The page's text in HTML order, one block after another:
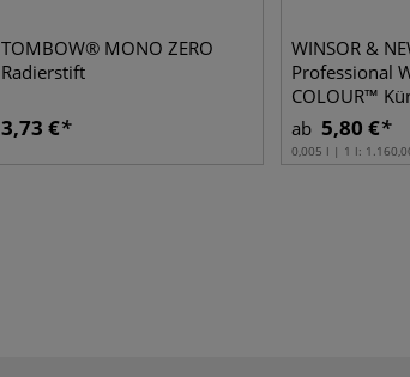
TOMBOW® MONO ZERO
Radierstift
3,73 €
WINSOR &
Professional
COLOUR™
Aquarellfarbe,
ab 5,80 €
0,005 l | 1 l: